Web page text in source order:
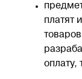
Контакты
платят
оплату,